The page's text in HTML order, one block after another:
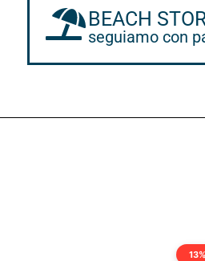
BEACH
seguiamo con
13%